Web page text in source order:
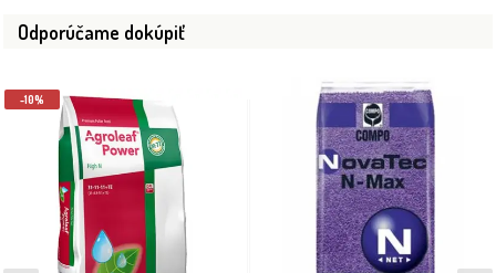
Odporúčame dokúpiť
-10%